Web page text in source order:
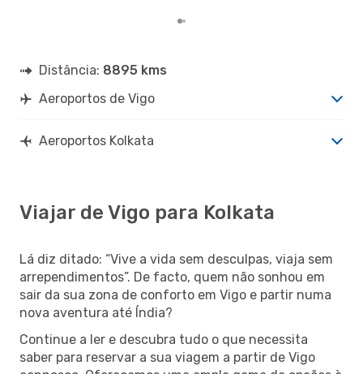
Distância: 8895 kms
Aeroportos de Vigo
Aeroportos Kolkata
Viajar de Vigo para Kolkata
Lá diz ditado: “Vive a vida sem desculpas, viaja sem
arrependimentos”. De facto, quem não sonhou em
sair da sua zona de conforto em Vigo e partir numa
nova aventura até Índia?
Continue a ler e descubra tudo o que necessita
saber para reservar a sua viagem a partir de Vigo